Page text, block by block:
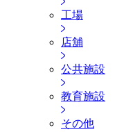
工場
店舖
公共施設
教育施設
その他